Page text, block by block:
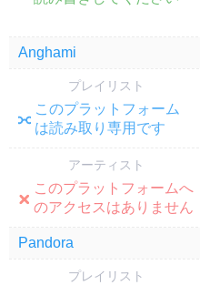
Anghami
プレイリスト
;
このプラットフォーム
は読み取り専用です
アーティスト
;
このプラットフォームへ
のアクセスはありません
Pandora
プレイリスト